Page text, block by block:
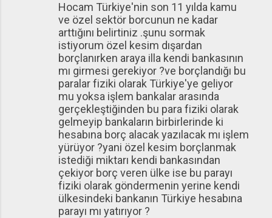
Hocam Türkiye'nin son 11 yılda kamu
ve özel sektör borcunun ne kadar
arttığını belirtiniz .şunu sormak
istiyorum özel kesim dışardan
borçlanırken araya illa kendi bankasının
mı girmesi gerekiyor ?ve borçlandığı bu
paralar fiziki olarak Türkiye'ye geliyor
mu yoksa işlem bankalar arasında
gerçekleştiğinden bu para fiziki olarak
gelmeyip bankaların birbirlerinde ki
hesabına borç alacak yazılacak mı işlem
yürüyor ?yani özel kesim borçlanmak
istediği miktarı kendi bankasından
çekiyor borç veren ülke ise bu parayı
fiziki olarak göndermenin yerine kendi
ülkesindeki bankanın Türkiye hesabına
parayı mı yatırıyor ?